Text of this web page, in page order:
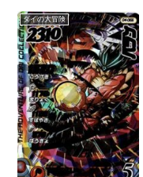
ダイの大冒険